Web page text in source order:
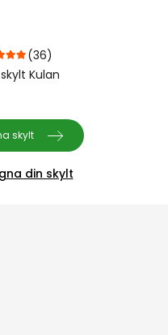
of 5
(36)
Kulan
skylt
din skylt